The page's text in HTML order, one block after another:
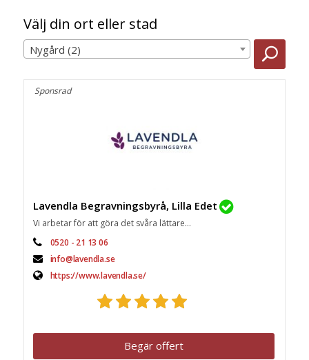
Välj din ort eller stad
Nygård (2)
Sponsrad
Lavendla Begravningsbyrå, Lilla Edet
Vi arbetar för att göra det svåra lättare...
0520 - 21 13 06
info@lavendla.se
https://www.lavendla.se/
Begär offert